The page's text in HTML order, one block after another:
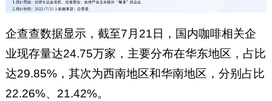
企查查数据显示，截至7月21日，国内咖啡相关企
业现存量达24.75万家，主要分布在华东地区，占比
达29.85%，其次为西南地区和华南地区，分别占比
22.26%、21.42%。